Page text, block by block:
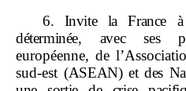
6.
Invite la France à
déterminée, avec ses
européenne, de
sud‑est(ASEAN) et des